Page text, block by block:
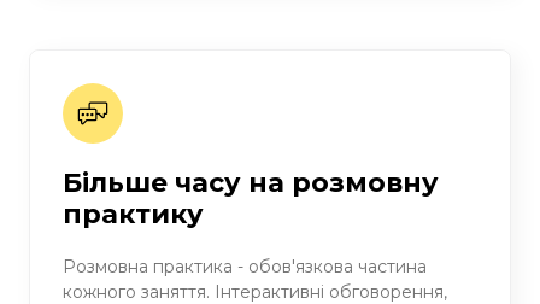
Більше часу на розмовну
практику
Розмовна практика - обов'язкова частина
кожного заняття. Інтерактивні обговорення,